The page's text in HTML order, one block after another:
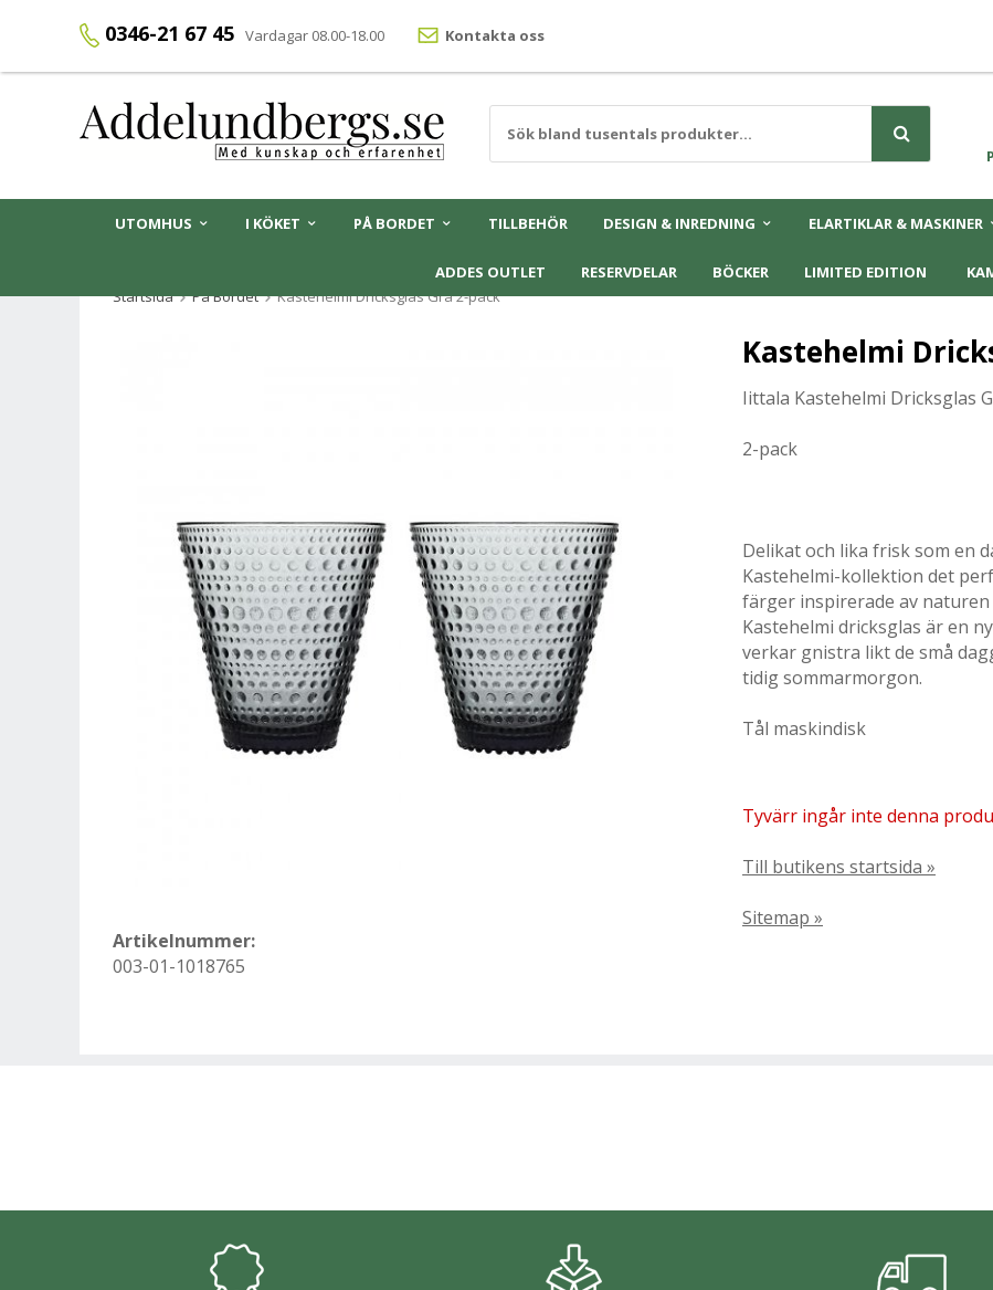
0346-21 67 45 Vardagar 08.00-18.00 Kontakta oss
UTOMHUS I KÖKET PÅ BORDET TILLBEHÖR DESIGN & INREDNING ELARTIKLAR & MASKINER
ADDES OUTLET RESERVDELAR BÖCKER LIMITED EDITION
Startsida
På Bordet Kastehelmi Dricksglas Grå 2-pack
Kastehelmi
Iittala Kastehelmi Dricksglas
2-pack
Delikat och lika frisk som en
Kastehelmi-kollektion det
färger inspirerade av
Kastehelmi dricksglas är en
verkar gnistra likt de små
tidig sommarmorgon.
Tål maskindisk
Tyvärr ingår inte denna
Till butikens startsida »
Sitemap »
Artikelnummer:
003-01-1018765